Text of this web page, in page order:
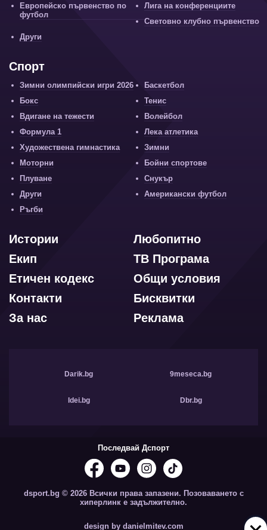
Европейско първенство по
футбол
Лига на конференциите
Световно клубно първенство
Други
Спорт
Зимни олимпийски игри 2026
Баскетбол
Бокс
Тенис
Вдигане на тежести
Волейбол
Формула 1
Лека атлетика
Художествена гимнастика
Зимни
Моторни
Бойни спортове
Плуване
Снукър
Други
Американски футбол
Ръгби
Любопитно
Истории
ТВ Програма
Екип
Общи условия
Етичен кодекс
Бисквитки
Контакти
Реклама
За нас
Darik.bg 9meseca.bg
Idei.bg Dbr.bg
Последвай Дспорт
dsport.bg © 2026 Всички права запазени. Позоваването с
хиперлинк е задължително.
design by danielmitev.com